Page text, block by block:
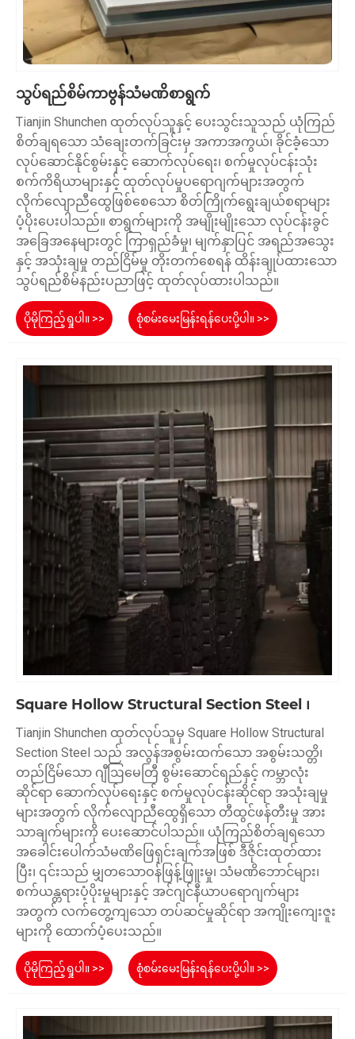
သွပ်ရည်စိမ်ကာဗွန်သံမဏိစာရွက်
Tianjin Shunchen ထုတ်လုပ်သူနှင့် ပေးသွင်းသူသည် ယုံကြည်
စိတ်ချရသော သံချေးတက်ခြင်းမှ အကာအကွယ်၊ ခိုင်ခံ့သော
လုပ်ဆောင်နိုင်စွမ်းနှင့် ဆောက်လုပ်ရေး၊ စက်မှုလုပ်ငန်းသုံး
စက်ကိရိယာများနှင့် ထုတ်လုပ်မှုပရောဂျက်များအတွက်
လိုက်လျောညီထွေဖြစ်စေသော စိတ်ကြိုက်ရွေးချယ်စရာများ
ပံ့ပိုးပေးပါသည်။ စာရွက်များကို အမျိုးမျိုးသော လုပ်ငန်းခွင်
အခြေအနေများတွင် ကြာရှည်ခံမှု၊ မျက်နှာပြင် အရည်အသွေး
နှင့် အသုံးချမှု တည်ငြိမ်မှု တိုးတက်စေရန် ထိန်းချုပ်ထားသော
သွပ်ရည်စိမ်နည်းပညာဖြင့် ထုတ်လုပ်ထားပါသည်။
ပိုမိုကြည့်ရှုပါ။ >> စုံစမ်းမေးမြန်းရန်ပေးပို့ပါ။ >>
Square Hollow Structural Section Steel ၊
Tianjin Shunchen ထုတ်လုပ်သူမှ Square Hollow Structural
Section Steel သည် အလွန်အစွမ်းထက်သော အစွမ်းသတ္တိ၊
တည်ငြိမ်သော ဂျီဩမေတြီ စွမ်းဆောင်ရည်နှင့် ကမ္ဘာလုံး
ဆိုင်ရာ ဆောက်လုပ်ရေးနှင့် စက်မှုလုပ်ငန်းဆိုင်ရာ အသုံးချမှု
များအတွက် လိုက်လျောညီထွေရှိသော တီထွင်ဖန်တီးမှု အား
သာချက်များကို ပေးဆောင်ပါသည်။ ယုံကြည်စိတ်ချရသော
အခေါင်းပေါက်သံမဏိဖြေရှင်းချက်အဖြစ် ဒီဇိုင်းထုတ်ထား
ပြီး၊ ၎င်းသည် မျှတသောဝန်ဖြန့်ဖြူးမှု၊ သံမဏိဘောင်များ၊
စက်ယန္တရားပံ့ပိုးမှုများနှင့် အင်ဂျင်နီယာပရောဂျက်များ
အတွက် လက်တွေ့ကျသော တပ်ဆင်မှုဆိုင်ရာ အကျိုးကျေးဇူး
များကို ထောက်ပံ့ပေးသည်။
ပိုမိုကြည့်ရှုပါ။ >> စုံစမ်းမေးမြန်းရန်ပေးပို့ပါ။ >>